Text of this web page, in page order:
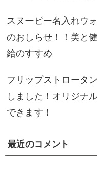
スヌーピー名入れウ
のおしらせ！！美と
給のすすめ
フリップストロータ
しました！オリジナ
できます！
最近のコメント